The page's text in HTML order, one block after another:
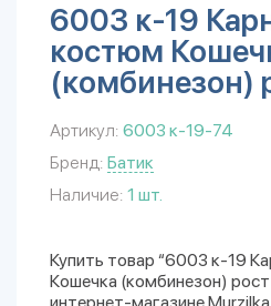
6003 к-19
костюм
(комбинезон)
Артикул: 6003 к-19-74
Бренд: Батик
Наличие: 1 шт.
Купить товар “6003 к-19
Кошечка (комбинезон)